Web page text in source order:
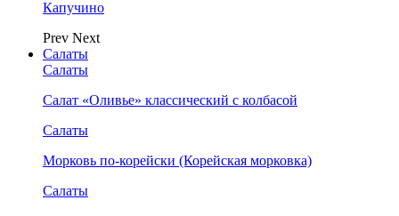
Капучино
Prev Next
Салаты
Салаты
Салат «Оливье» классический с колбасой
Салаты
Морковь по-корейски (Корейская морковка)
Салаты